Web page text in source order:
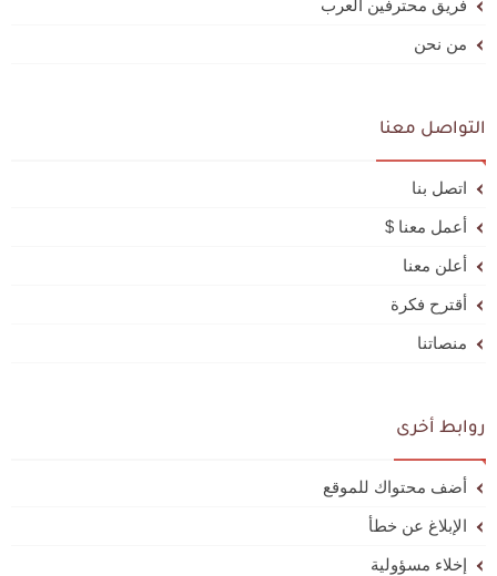
فريق محترفين العرب
من نحن
التواصل معنا
اتصل بنا
أعمل معنا $
أعلن معنا
أقترح فكرة
منصاتنا
روابط أخرى
أضف محتواك للموقع
الإبلاغ عن خطأ
إخلاء مسؤولية